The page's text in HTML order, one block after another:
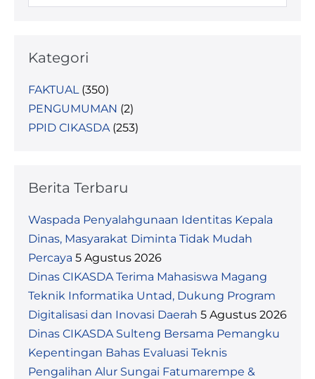
Kategori
FAKTUAL (350)
PENGUMUMAN (2)
PPID CIKASDA (253)
Berita Terbaru
Waspada Penyalahgunaan Identitas Kepala
Dinas, Masyarakat Diminta Tidak Mudah
Percaya 5 Agustus 2026
Dinas CIKASDA Terima Mahasiswa Magang
Teknik Informatika Untad, Dukung Program
Digitalisasi dan Inovasi Daerah 5 Agustus 2026
Dinas CIKASDA Sulteng Bersama Pemangku
Kepentingan Bahas Evaluasi Teknis
Pengalihan Alur Sungai Fatumarempe &